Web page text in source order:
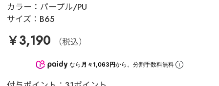
カラー： パープル/PU
サイズ： B65
￥3,190 （税込）
なら 月々1,063円から。分割手数料無料